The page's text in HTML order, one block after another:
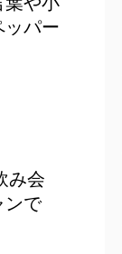
パー
み会
ンで